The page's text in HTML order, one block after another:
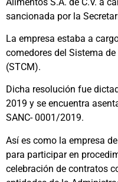
sancionada por la
La empresa estaba a
comedores del Sistema
(STCM).
Dicha resolución fue
2019 y se encuentra
SANC- 0001/2019.
Así es como la empresa
para participar en
celebración de contratos